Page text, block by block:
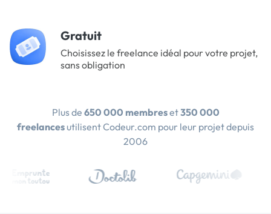
Gratuit
Choisissez le freelance idéal pour votre projet,
sans obligation
Plus de 650 000 membreset350 000
freelances utilisent Codeur.com pour leur projet depuis
2006